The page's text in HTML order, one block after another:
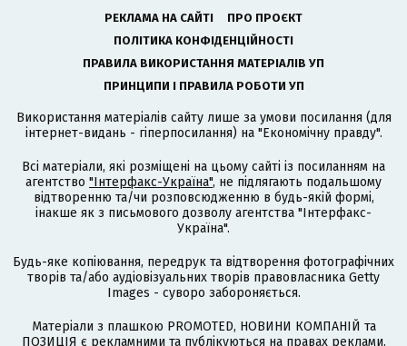
РЕКЛАМА НА САЙТІ
ПРО ПРОЄКТ
ПОЛІТИКА КОНФІДЕНЦІЙНОСТІ
ПРАВИЛА ВИКОРИСТАННЯ МАТЕРІАЛІВ УП
ПРИНЦИПИ І ПРАВИЛА РОБОТИ УП
Використання матеріалів сайту лише за умови посилання (для
інтернет-видань - гіперпосилання) на "Економічну правду".
Всі матеріали, які розміщені на цьому сайті із посиланням на
агентство "Інтерфакс-Україна", не підлягають подальшому
відтворенню та/чи розповсюдженню в будь-якій формі,
інакше як з письмового дозволу агентства "Інтерфакс-
Україна".
Будь-яке копіювання, передрук та відтворення фотографічних
творів та/або аудіовізуальних творів правовласника Getty
Images - суворо забороняється.
Матеріали з плашкою PROMOTED, НОВИНИ КОМПАНІЙ та
ПОЗИЦІЯ є рекламними та публікуються на правах реклами.